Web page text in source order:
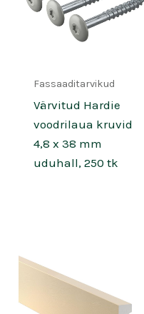
Fassaaditarvikud
Värvitud Hardie
voodrilaua kruvid
4,8 x 38 mm
uduhall, 250 tk